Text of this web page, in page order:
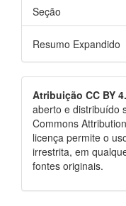
Seção
Resumo Expandido
Atribuição CC BY
aberto e distribuído
Commons
licença permite o
irrestrita, em
fontes originais.